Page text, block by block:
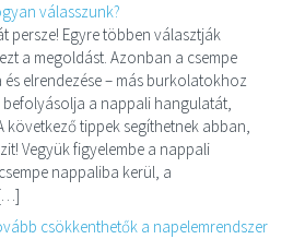
válasszunk?
persze! Egyre többen választják
a megoldást. Azonban a csempe
elrendezése – más burkolatokhoz
a nappali hangulatát,
következő tippek segíthetnek abban,
Vegyük figyelembe a nappali
nappaliba kerül, a
csökkenthetők a napelemrendszer